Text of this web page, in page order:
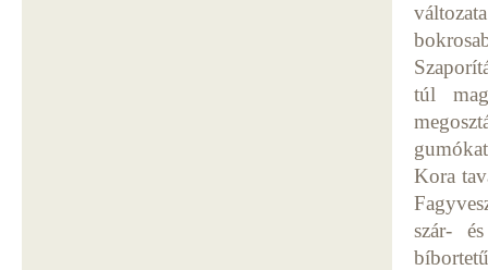
túl
Kora
szár-